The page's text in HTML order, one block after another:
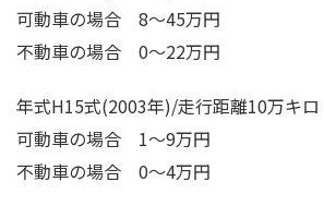
可動車の場合 8～45万円
不動車の場合 0～22万円
年式H15式(2003年)/走行距離10万キロ
可動車の場合 1～9万円
不動車の場合 0～4万円